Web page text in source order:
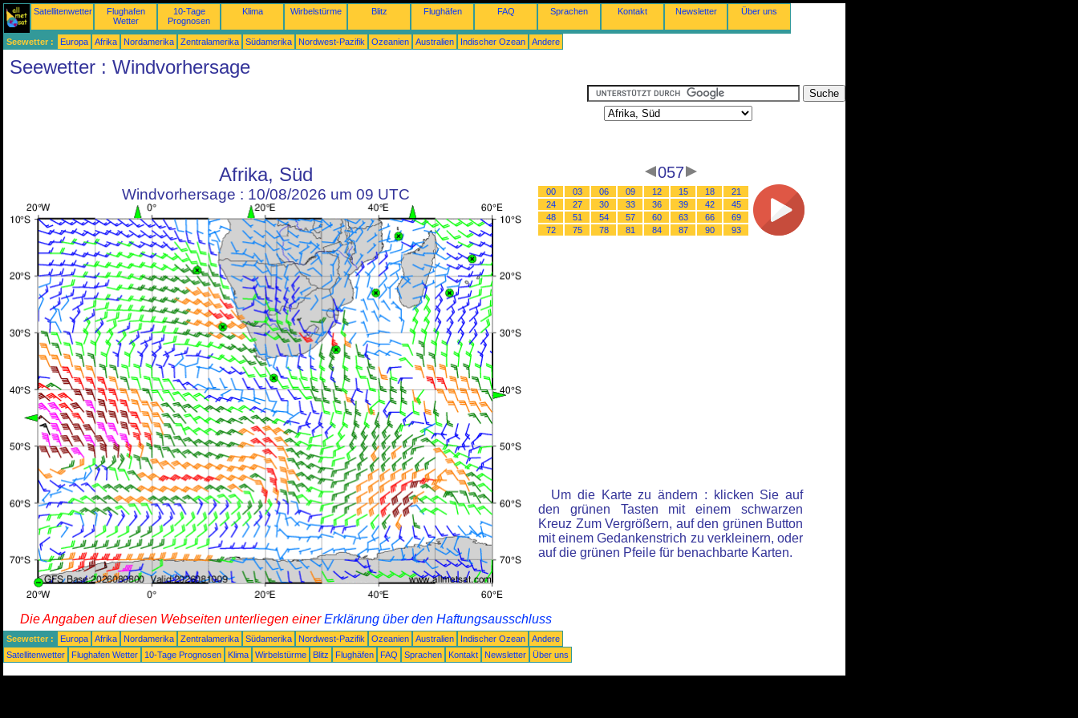
Satellitenwetter
Flughafen
Wetter
10-Tage
Prognosen
Klima Wirbelstürme Blitz Flughäfen FAQ Sprachen Kontakt Newsletter Über uns
Seewetter : Europa Afrika Nordamerika Zentralamerika Südamerika Nordwest-Pazifik Ozeanien Australien Indischer Ozean Andere
Seewetter : Windvorhersage
Afrika, Süd
Windvorhersage : 10/08/2026 um 09 UTC
057
00 03 06 09 12 15 18
21
24
27 30 33 36 39 42
45
48
51 54 57 60 63 66
69
72
75 78 81 84 87 90 93
Um die Karte zu ändern : klicken Sie auf
den grünen Tasten mit einem schwarzen
Kreuz Zum Vergrößern, auf den grünen Button
mit einem Gedankenstrich zu verkleinern, oder
auf die grünen Pfeile für benachbarte Karten.
Die Angaben auf diesen Webseiten unterliegen einerErklärung über den Haftungsausschluss
Seewetter : Europa Afrika Nordamerika Zentralamerika Südamerika Nordwest-Pazifik Ozeanien Australien Indischer Ozean
Andere
Satellitenwetter
Flughafen Wetter 10-Tage Prognosen Klima Wirbelstürme Blitz Flughäfen FAQ Sprachen Kontakt Newsletter Über uns